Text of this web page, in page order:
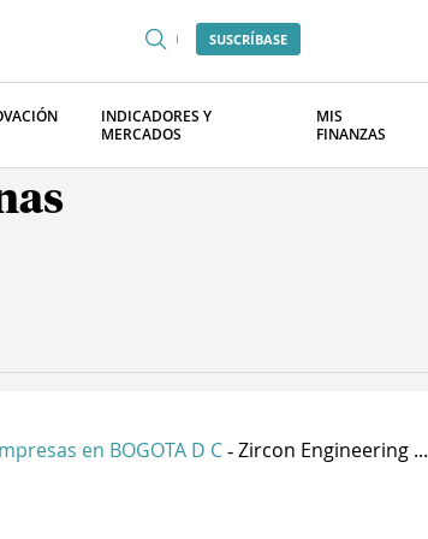
SUSCRÍBASE
INDICADORES Y
MERCADOS
MIS
FINANZAS
en BOGOTA D C - Zircon Engineering ...